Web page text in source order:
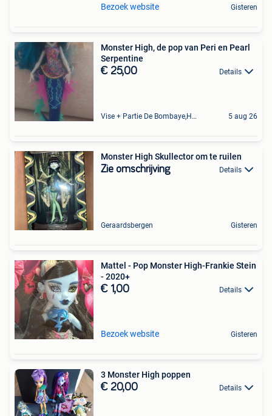
Bezoek website Gisteren
Monster High, de pop van Peri en Pearl
Serpentine
€ 25,00 Details
Vise + Partie De Bombaye,Hac- Court, Hermalle-Ss-Argenteau 5 aug 26
Monster High Skullector om te ruilen
Zie omschrijving Details
Geraardsbergen Gisteren
Mattel - Pop Monster High-Frankie Stein
- 2020+
€ 1,00 Details
Bezoek website Gisteren
3 Monster High poppen
€ 20,00 Details